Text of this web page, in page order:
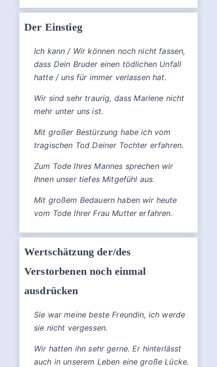
Der Einstieg
Ich kann / Wir können noch nicht fassen,
dass Dein Bruder einen tödlichen Unfall
hatte / uns für immer verlassen hat.
Wir sind sehr traurig, dass Marlene nicht
mehr unter uns ist.
Mit großer Bestürzung habe ich vom
tragischen Tod Deiner Tochter erfahren.
Zum Tode Ihres Mannes sprechen wir
Ihnen unser tiefes Mitgefühl aus.
Mit großem Bedauern haben wir heute
vom Tode Ihrer Frau Mutter erfahren.
Wertschätzung der/des
Verstorbenen noch einmal
ausdrücken
Sie war meine beste Freundin, ich werde
sie nicht vergessen.
Wir hatten ihn sehr gerne. Er hinterlässt
auch in unserem Leben eine große Lücke.